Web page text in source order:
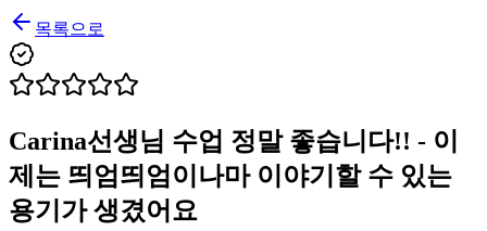
목록으로
Carina선생님 수업 정말 좋습니다!! - 이
제는 띄엄띄엄이나마 이야기할 수 있는
용기가 생겼어요